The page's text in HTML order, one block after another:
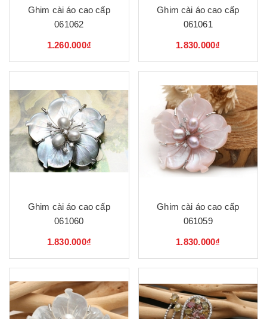
Ghim cài áo cao cấp
061062
1.260.000₫
Ghim cài áo cao cấp
061061
1.830.000₫
Ghim cài áo cao cấp
061060
1.830.000₫
Ghim cài áo cao cấp
061059
1.830.000₫